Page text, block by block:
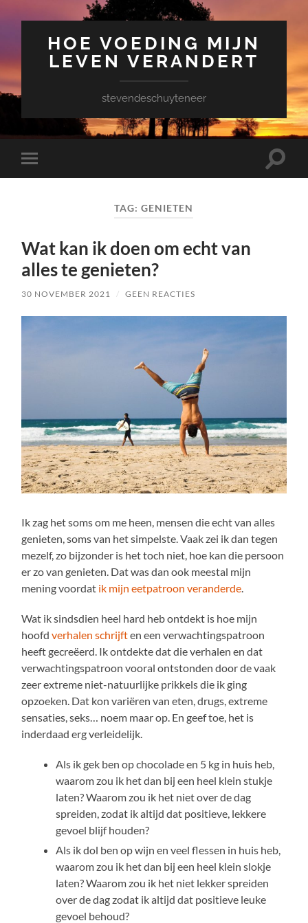
HOE VOEDING MIJN
LEVEN VERANDERT
stevendeschuyteneer
Toggle
mobiel
Toggle
TAG:GENIETEN
Wat kan ik doen om echt van
alles te genieten?
30 NOVEMBER 2021 / GEEN REACTIES
Ik zag het soms om me heen, mensen die echt van alles
genieten, soms van het simpelste. Vaak zei ik dan tegen
mezelf, zo bijzonder is het toch niet, hoe kan die persoon
er zo van genieten. Dat was dan ook meestal mijn
mening voordat ik mijn eetpatroon veranderde
Wat ik sindsdien heel hard heb ontdekt is hoe mijn
hoofdverhalen schrijften een verwachtingspatroon
heeft gecreëerd. Ik ontdekte dat die verhalen en dat
verwachtingspatroon vooral ontstonden door de vaak
zeer extreme niet-natuurlijke prikkels die ik ging
opzoeken. Dat kon variëren van eten, drugs, extreme
sensaties, seks… noem maar op. En geef toe, het is
inderdaad erg verleidelijk.
Als ik gek ben op chocolade en 5 kg in huis heb,
waarom zou ik het dan bij een heel klein stukje
laten? Waarom zou ik het niet over de dag
spreiden, zodat ik altijd dat positieve, lekkere
gevoel blijf houden?
Als ik dol ben op wijn en veel flessen in huis heb,
waarom zou ik het dan bij een heel klein slokje
laten? Waarom zou ik het niet lekker spreiden
over de dag zodat ik altijd dat positieve leuke
gevoel behoud?